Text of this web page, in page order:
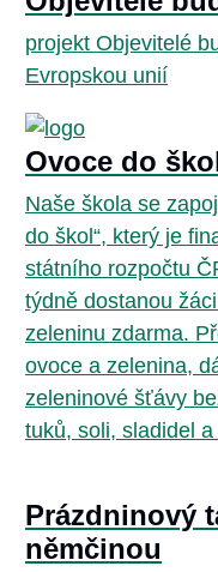
projekt Objevitelé
Evropskou unií
Ovoce do
Naše škola se
do škol“, který je
státního rozpočtu
týdně dostanou
zeleninu zdarma.
ovoce a zelenina,
zeleninové šťávy
tuků, soli, sladidel
Prázdninový
němčinou